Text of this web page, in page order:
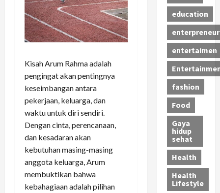
Kisah Arum Rahma adalah
pengingat akan pentingnya
keseimbangan antara
pekerjaan, keluarga, dan
waktu untuk diri sendiri.
Dengan cinta, perencanaan,
dan kesadaran akan
kebutuhan masing-masing
anggota keluarga, Arum
membuktikan bahwa
kebahagiaan adalah pilihan
education
enterpreneur
entertaimen
fashion
Food
Gaya
hidup
sehat
Health
Health
Lifestyle